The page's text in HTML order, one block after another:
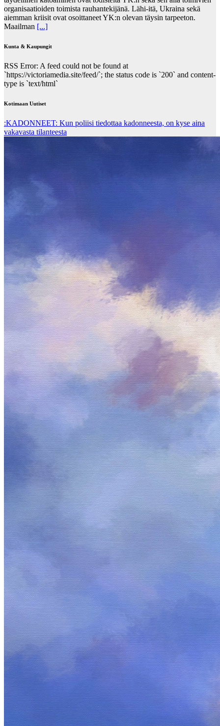
organisaatioiden toimista rauhantekijänä. Lähi-itä, Ukraina sekä
aiemman kriisit ovat osoittaneet YK:n olevan täysin tarpeeton.
Maailman [...]
Kunta & Kaupungit
RSS Error: A feed could not be found at
`https://victoriamedia.site/feed/`; the status code is `200` and content-
type is `text/html`
Kotimaan Uutiset
:KADONNEET: Kun poliisi tiedottaa kadonneesta, on kyse aina
vakavasta tilanteesta